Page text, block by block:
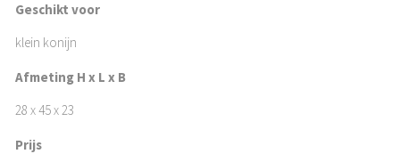
Geschikt voor
klein konijn
Afmeting H x L x B
28 x 45 x 23
Prijs